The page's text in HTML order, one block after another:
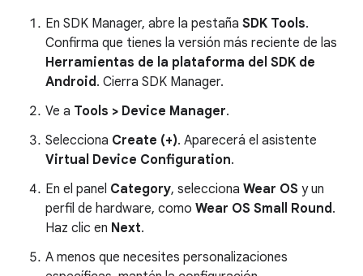
En SDK Manager, abre la pestaña SDK Tools.
Confirma que tienes la versión más reciente de las
Herramientas de la plataforma del SDK de
Android. Cierra SDK Manager.
Ve a Tools > Device Manager.
Selecciona Create (+). Aparecerá el asistente
Virtual Device Configuration.
En el panel Category, selecciona Wear OS y un
perfil de hardware, como Wear OS Small Round.
Haz clic en Next.
A menos que necesites personalizaciones